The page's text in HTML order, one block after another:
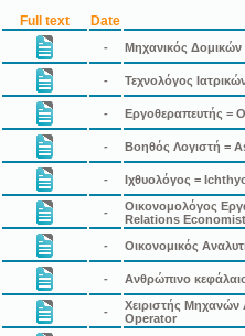
Full text Date
- Μηχανικός
- Τεχνολόγος
- Εργοθεραπευτής =
- Βοηθός Λογιστή =
- Ιχθυολόγος =
-
Οικονομολόγος
Relations Economist
-
Οικονομικός
- Ανθρώπινο
-
Χειριστής Μηχανών
Operator